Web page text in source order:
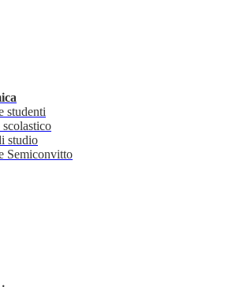
studenti
scolastico
studio
Semiconvitto